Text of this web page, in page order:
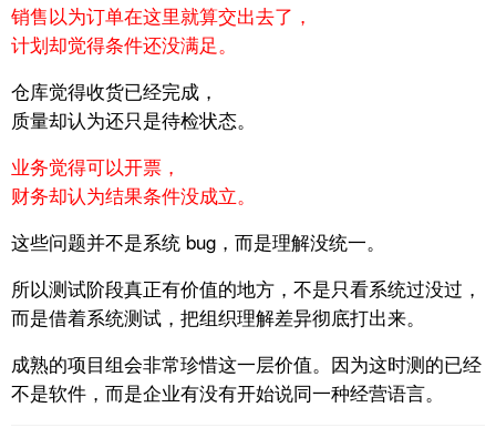
销售以为订单在这里就算交出去了，
计划却觉得条件还没满足。
仓库觉得收货已经完成，
质量却认为还只是待检状态。
业务觉得可以开票，
财务却认为结果条件没成立。
这些问题并不是系统 bug， 而是理解没统一。
所以测试阶段真正有价值的地方， 不是只看系统过没过，
而是借着系统测试，把组织理解差异彻底打出来。
成熟的项目组会非常珍惜这一层价值。 因为这时测的已经
不是软件， 而是企业有没有开始说同一种经营语言。